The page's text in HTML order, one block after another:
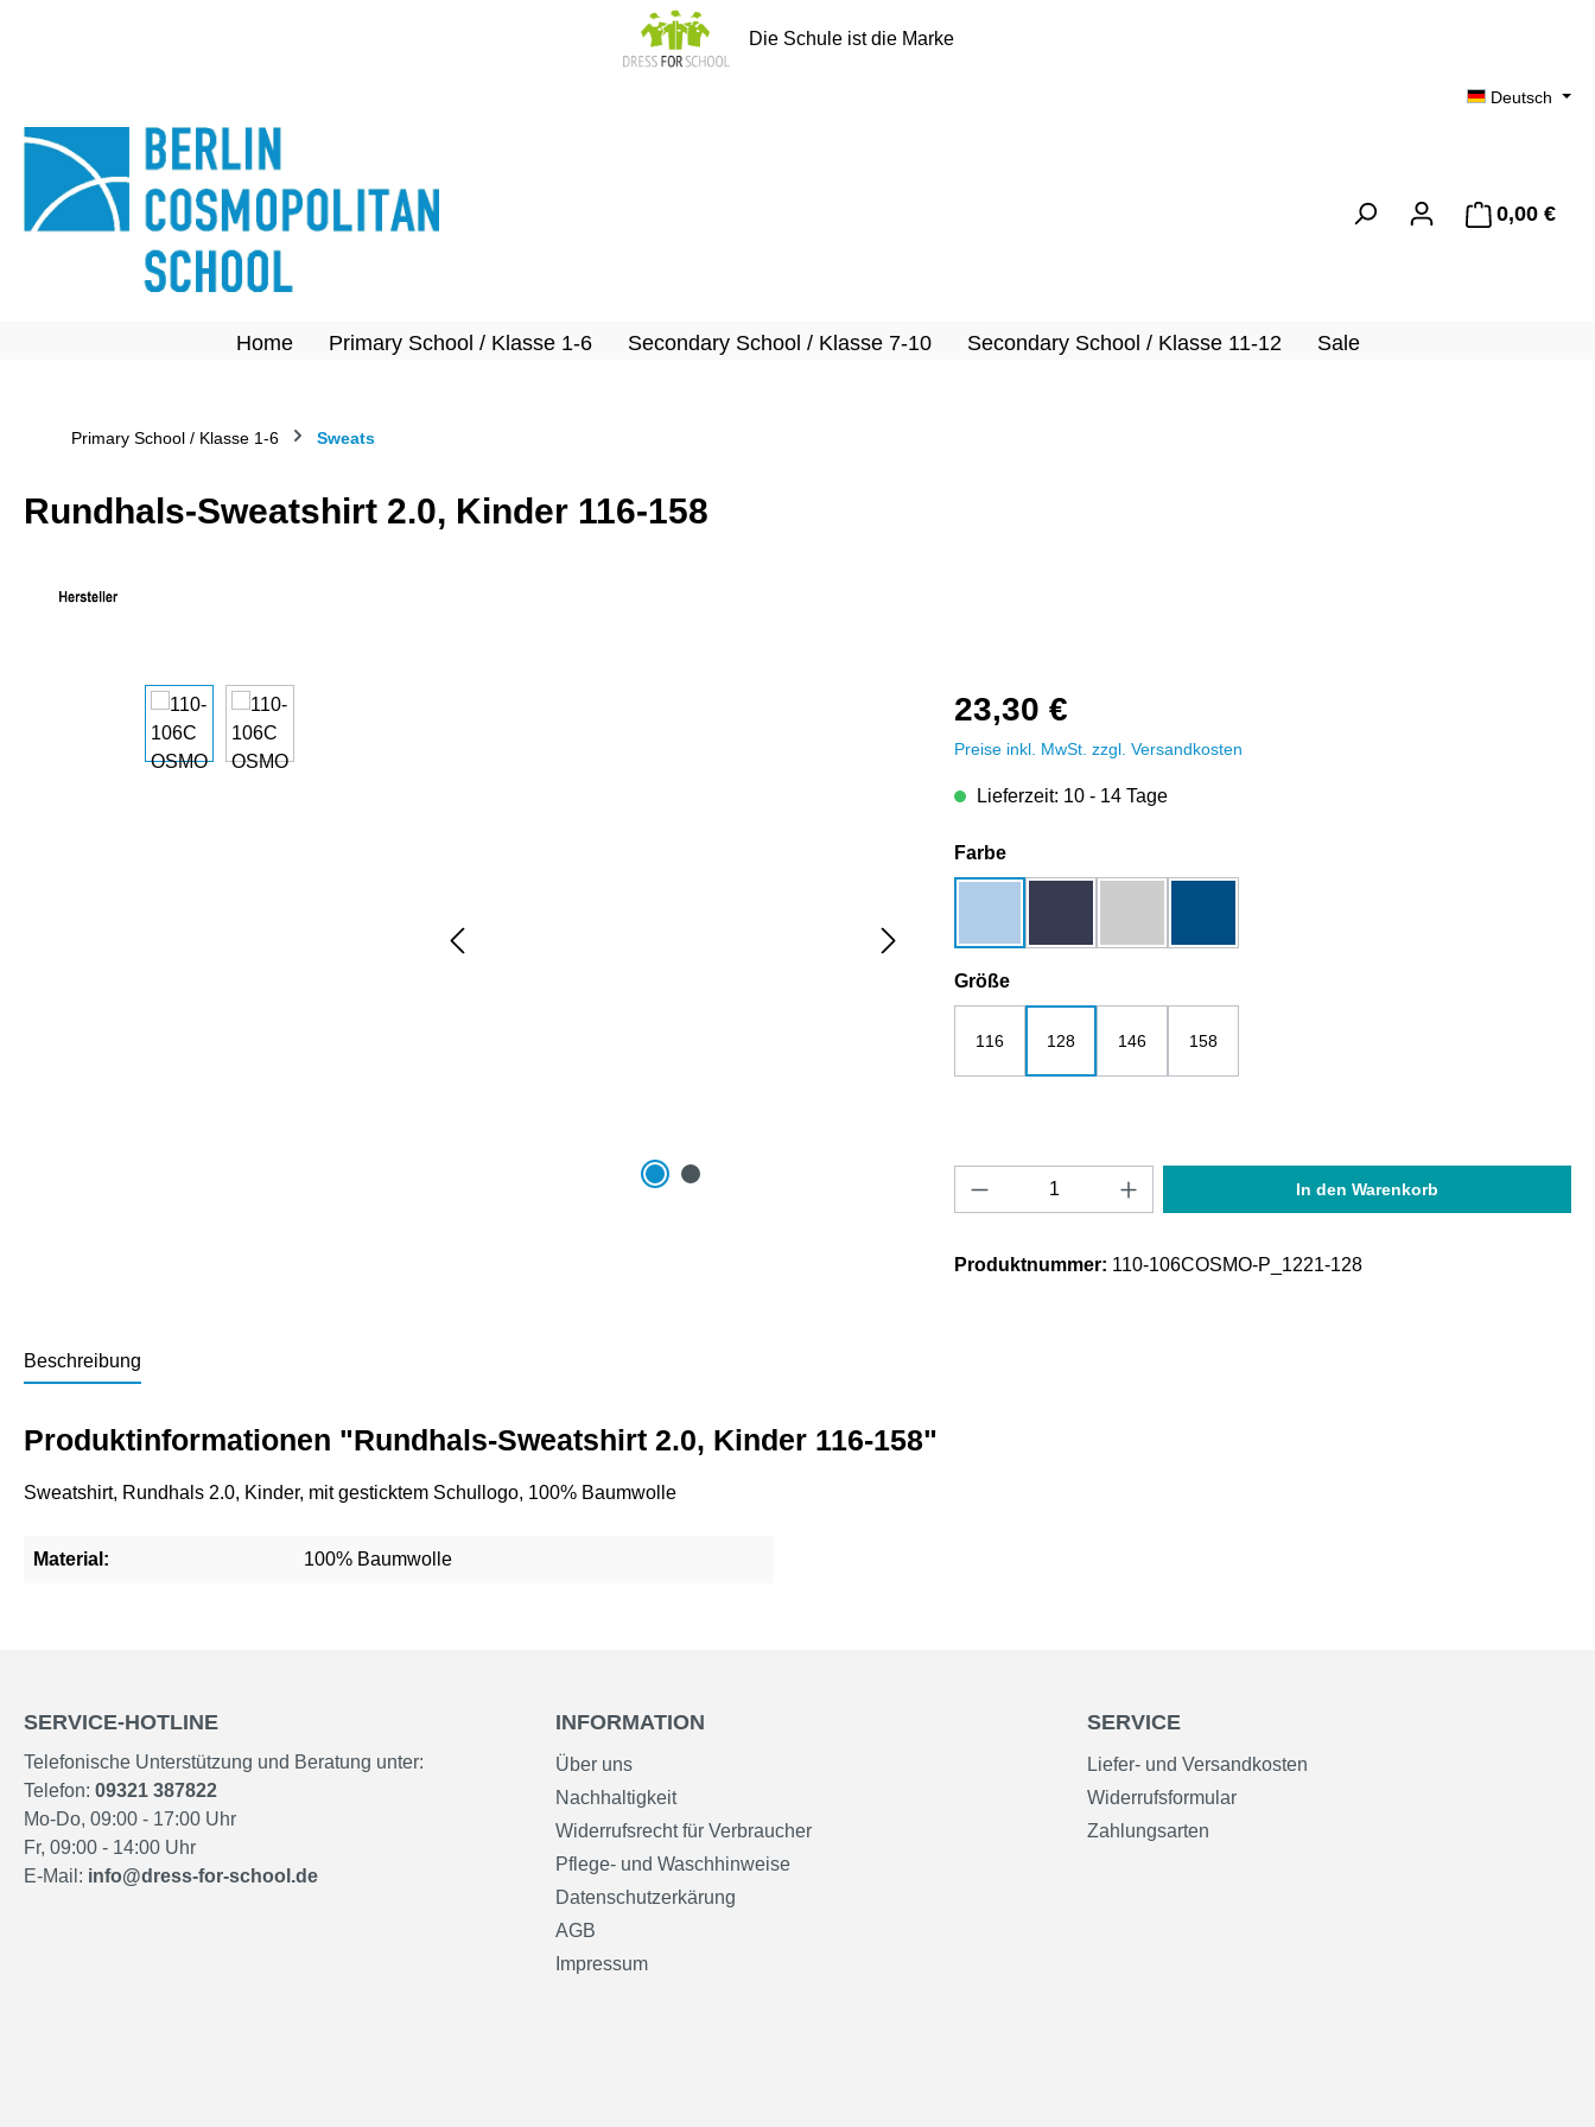
Die Schule ist die Marke
Deutsch
0,00 €
Home Primary School / Klasse 1-6 Secondary School / Klasse 7-10 Secondary School / Klasse 11-12 Sale
Primary School / Klasse 1-6 Sweats
Rundhals-Sweatshirt 2.0, Kinder 116-158
Bildergalerie überspringen 23,30 €
Preise inkl. MwSt. zzgl. Versandkosten
Lieferzeit: 10 - 14 Tage
Farbeauswählen
Größeauswählen
116 128 146 158
Produkt Anzahl: Gib den gewünschten Wert ein
In den Warenkorb
Produktnummer: 110-106COSMO-P_1221-128
Beschreibung
Produktinformationen "Rundhals-Sweatshirt 2.0, Kinder 116-158"
Sweatshirt, Rundhals 2.0, Kinder, mit gesticktem Schullogo, 100% Baumwolle
Material: 100% Baumwolle
SERVICE-HOTLINE
Telefonische Unterstützung und Beratung unter:
Telefon: 09321 387822
Mo-Do, 09:00 - 17:00 Uhr
Fr, 09:00 - 14:00 Uhr
E-Mail: info@dress-for-school.de
INFORMATION
Über uns
Nachhaltigkeit
Widerrufsrecht für Verbraucher
Pflege- und Waschhinweise
Datenschutzerkärung
AGB
Impressum
SERVICE
Liefer- und Versandkosten
Widerrufsformular
Zahlungsarten